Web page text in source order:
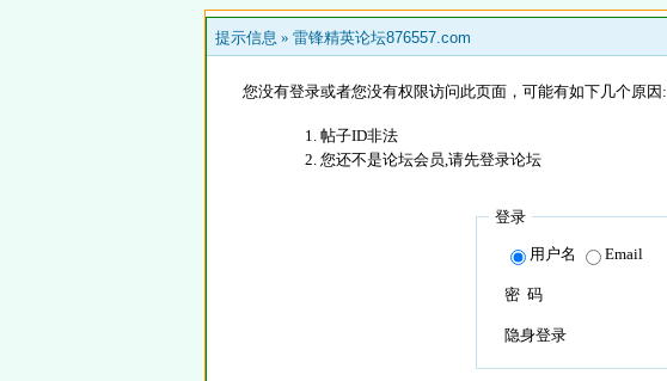
提示信息 » 雷锋精英论坛876557.com
您没有登录或者您没有权限访问此页面，可能有如下几个原因:
帖子ID非法
您还不是论坛会员,请先登录论坛
登录
用户名 Email
密 码
隐身登录